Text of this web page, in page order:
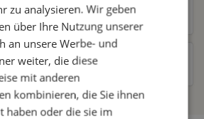
ebenfalls angesehen
zu analysieren. Wir geben
über Ihre Nutzung unserer
an unsere Werbe- und
weiter, die diese
mit anderen
kombinieren, die Sie ihnen
haben oder die sie im